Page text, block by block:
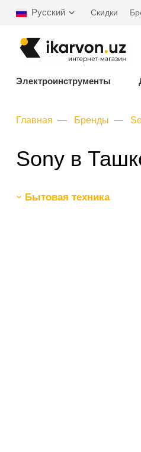
Русский Скидки
Электроинструменты
Главная Бренды
Sony в
Бытовая техника